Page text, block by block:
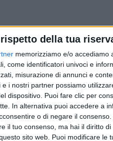
della tua
memorizziamo e/o accediamo
come identificatori univoci e
misurazione di annunci e
i nostri partner possiamo
dispositivo. Puoi fare clic per
In alternativa puoi accedere a
o di negare il consenso.
il tuo consenso, ma hai il diritto
sito web. Puoi modificare le